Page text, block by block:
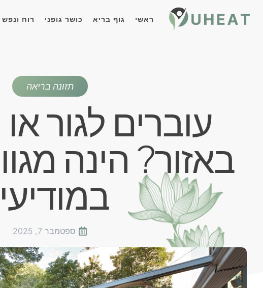
ראשי גוף בריא כושר גופני רוח ונפש
תזונה בריאה
עוברים לגור
באזור? הינה
ספטמבר 7, 2025